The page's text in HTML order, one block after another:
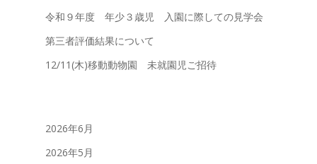
令和９年度 年少３歳児 入園に際しての見学会
第三者評価結果について
12/11(木)移動動物園 未就園児ご招待
2026年6月
2026年5月